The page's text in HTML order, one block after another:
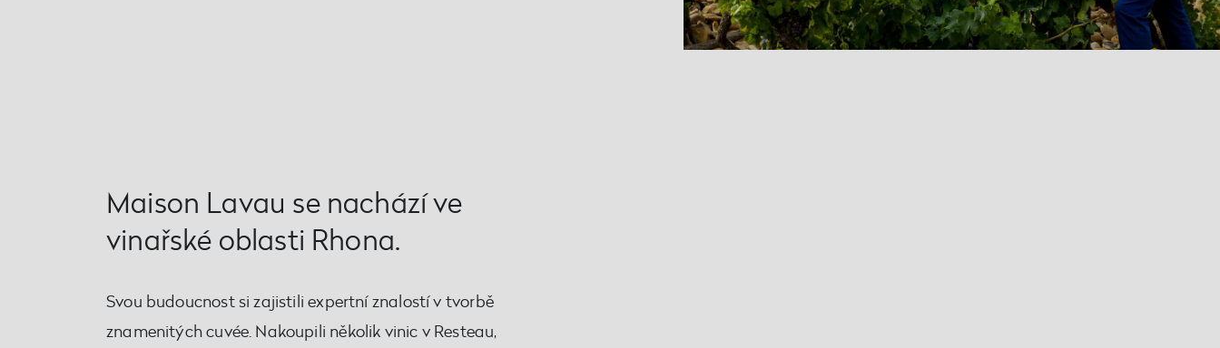
Maison Lavau se nachází ve
vinařské oblasti Rhona.
Svou budoucnost si zajistili expertní znalostí v tvorbě
znamenitých cuvée. Nakoupili několik vinic v Resteau,